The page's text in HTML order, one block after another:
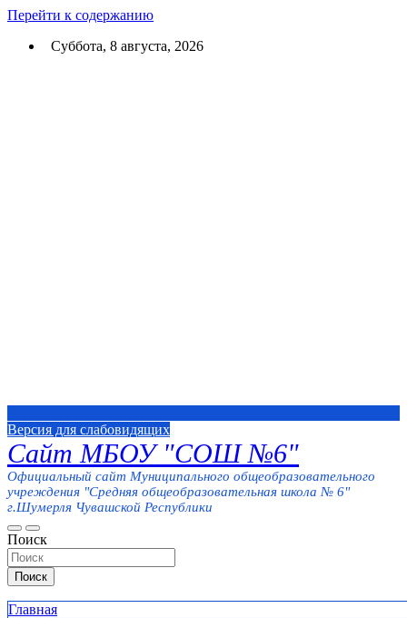
Перейти к содержанию
Суббота, 8 августа, 2026
Версия для слабовидящих
Сайт МБОУ "СОШ №6"
Официальный сайт Муниципального общеобразовательного
учреждения "Средняя общеобразовательная школа № 6"
г.Шумерля Чувашской Республики
Поиск
Поиск
Главная